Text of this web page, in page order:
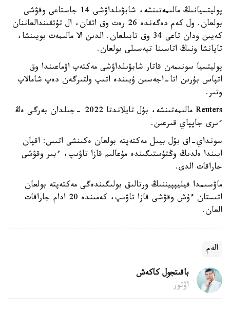
پوليتسيانىڭ مالىمەتىنشە، شابۋىلداۋشى 14 جاستاعى وقۋشى
بولعان. ول كەم دەگەندە 26 رەت وق اتقان، ال تۇتقىندالعاننان
كەيىن ودان تاعى 34 وق تابىلعان. الدىن الا مالىمەت بويىنشا،
تاپانشا ونىڭ اتاسىنا تيەسىلى بولعان.
پوليتسيا سونىمەن قاتار شابۋىلداۋشى مەكتەپ اۋماعىندا وق
اتپاس بۇرىن اتا-اجەسىن ۇيىندە اتىپ ولتىرگەن دەپ شامالاپ
وتىر.
Reuters مالىمەتىنشە، بۇل تايلاندتا 2022 -جىلدان بەرگى ەڭ
ءىرى جاپپاي قىرعىن.
سونداي-اق بۇل بيىل مەكتەپتە بولعان ەكىنشى اتىس: اقپان
ايىندا ەلدىڭ وڭتۇستىگىندە مۇعالىم قازا تاۋىپ، ءبىر وقۋشى
جاراقات الدى.
ماۋسىمدا فيليپپيننىڭ ورتالىق بولىگىندەگى مەكتەپتە بولعان
اتىستان ءۇش وقۋشى قازا تاۋىپ، كەمىندە 20 ادام جاراقات
العان.
الەم
باقىتجول كاكەش
اۆتور